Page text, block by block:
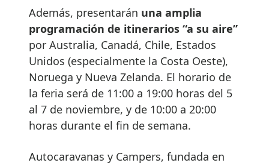
Además, presentarán una amplia
programación de itinerarios “a su aire”
por Australia, Canadá, Chile, Estados
Unidos (especialmente la Costa Oeste),
Noruega y Nueva Zelanda. El horario de
la feria será de 11:00 a 19:00 horas del 5
al 7 de noviembre, y de 10:00 a 20:00
horas durante el fin de semana.
Autocaravanas y Campers, fundada en